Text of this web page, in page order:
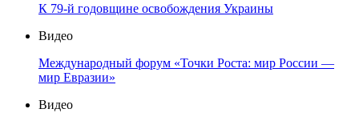
К 79-й годовщине освобождения Украины
Видео
Международный форум «Точки Роста: мир России —
мир Евразии»
Видео